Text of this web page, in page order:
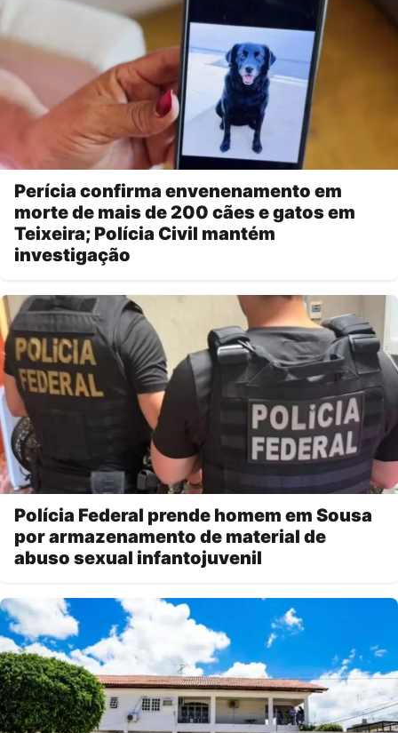
Perícia confirma envenenamento em
morte de mais de 200 cães e gatos em
Teixeira; Polícia Civil mantém
investigação
Polícia Federal prende homem em Sousa
por armazenamento de material de
abuso sexual infantojuvenil